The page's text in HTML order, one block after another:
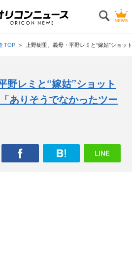
TOP 上野樹里、義母・平野レミと“嫁姑”ショ
野レミと“嫁姑”ショット
ありそうでなかったツー